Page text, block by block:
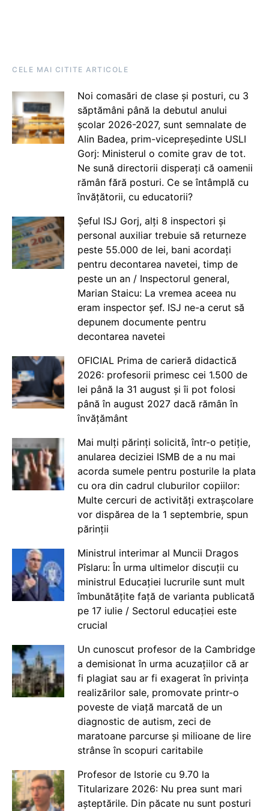
CELE MAI CITITE ARTICOLE
Noi comasări de clase și posturi, cu 3
săptămâni până la debutul anului
școlar 2026-2027, sunt semnalate de
Alin Badea, prim-vicepreședinte USLI
Gorj: Ministerul o comite grav de tot.
Ne sună directorii disperați că oamenii
rămân fără posturi. Ce se întâmplă cu
învățătorii, cu educatorii?
Șeful ISJ Gorj, alți 8 inspectori și
personal auxiliar trebuie să returneze
peste 55.000 de lei, bani acordați
pentru decontarea navetei, timp de
peste un an / Inspectorul general,
Marian Staicu: La vremea aceea nu
eram inspector șef. ISJ ne-a cerut să
depunem documente pentru
decontarea navetei
OFICIAL Prima de carieră didactică
2026: profesorii primesc cei 1.500 de
lei până la 31 august și îi pot folosi
până în august 2027 dacă rămân în
învățământ
Mai mulți părinți solicită, într-o petiție,
anularea deciziei ISMB de a nu mai
acorda sumele pentru posturile la plata
cu ora din cadrul cluburilor copiilor:
Multe cercuri de activități extrașcolare
vor dispărea de la 1 septembrie, spun
părinții
Ministrul interimar al Muncii Dragos
Pîslaru: În urma ultimelor discuții cu
ministrul Educației lucrurile sunt mult
îmbunătățite față de varianta publicată
pe 17 iulie / Sectorul educației este
crucial
Un cunoscut profesor de la Cambridge
a demisionat în urma acuzațiilor că ar
fi plagiat sau ar fi exagerat în privința
realizărilor sale, promovate printr-o
poveste de viață marcată de un
diagnostic de autism, zeci de
maratoane parcurse și milioane de lire
strânse în scopuri caritabile
Profesor de Istorie cu 9.70 la
Titularizare 2026: Nu prea sunt mari
așteptările. Din păcate nu sunt posturi